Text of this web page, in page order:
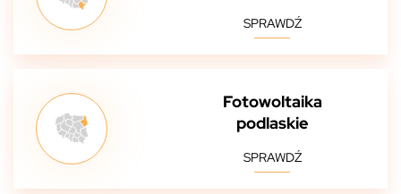
SPRAWDŹ
Fotowoltaika
podlaskie
SPRAWDŹ